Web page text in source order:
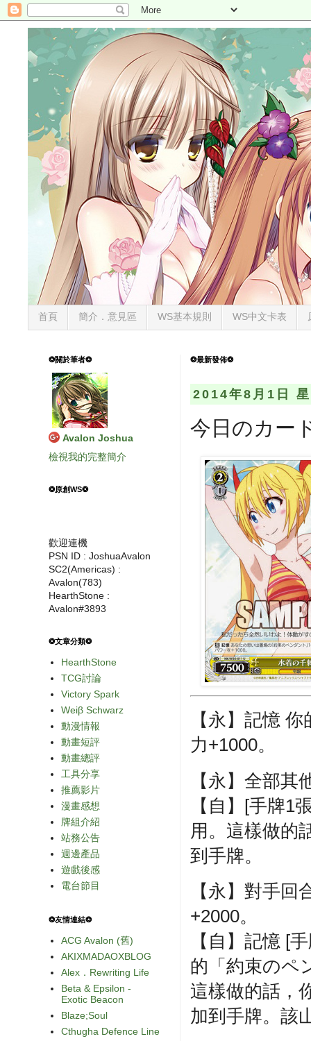
首頁 簡介．意見區 WS基本規則 WS中文卡表
❂最新發佈❂
2014年8月1日
今日のカー
【永】記憶
力+1000。
【永】全部其
【自】[手牌1
用。這樣做的
到手牌。
【永】對手
+2000。
【自】記憶 [
的「約束のペ
這樣做的話，
加到手牌。該
❂關於筆者❂
Avalon Joshua
檢視我的完整簡介
❂原創WS❂
歡迎連機
PSN ID : JoshuaAvalon
SC2(Americas) :
Avalon(783)
HearthStone :
Avalon#3893
❂文章分類❂
HearthStone
TCG討論
Victory Spark
Weiβ Schwarz
動漫情報
動畫短評
動畫總評
工具分享
推薦影片
漫畫感想
牌組介紹
站務公告
週邊產品
遊戲後感
電台節目
❂友情連結❂
ACG Avalon (舊)
AKIXMADAOXBLOG
Alex．Rewriting Life
Beta & Epsilon -
Exotic Beacon
Blaze;Soul
Cthugha Defence Line